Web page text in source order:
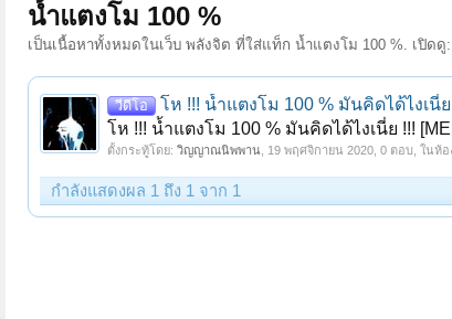
น้ำแตงโม 100 %
เป็นเนื้อหาทั้งหมดในเว็บ พลังจิต ที่ใส่แท็ก น้ำแตงโม 100 %. เปิดดู:
วีดีโอ
โห !!! น้ำแตงโม 100 % มันคิดได้ไงเนี่ย
โห !!! น้ำแตงโม 100 % มันคิดได้ไงเนี่ย !!!
ตั้งกระทู้โดย: วิญญาณนิพพาน 19 พฤศจิกายน 2020 , 0 ตอบ, ในห้อ
กำลังแสดงผล 1 ถึง 1 จาก 1